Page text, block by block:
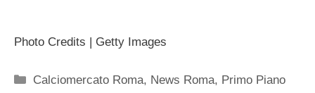
Photo Credits | Getty Images
Categorie
Calciomercato Roma, News Roma, Primo Piano